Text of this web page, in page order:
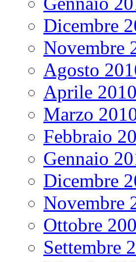
Dicembre
Novembre
Agosto
Aprile 2010
Marzo
Febbraio
Gennaio
Dicembre
Novembre
Ottobre
Settembre